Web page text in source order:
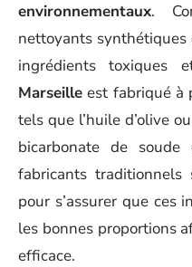
environnementaux.
nettoyants
ingrédients toxiques
Marseille est fabriqué à
tels que l’huile d’olive
bicarbonate de
fabricants
pour s’assurer que ces
les bonnes proportions
efficace.